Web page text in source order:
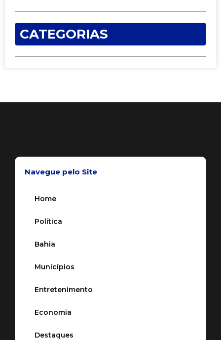
CATEGORIAS
Navegue pelo Site
Home
Política
Bahia
Municípios
Entretenimento
Economia
Destaques